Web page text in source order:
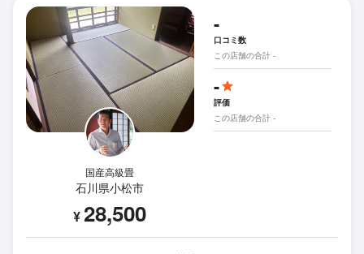
国産高級畳
石川県小松市
¥28,500
-
口コミ数
この店舗の合計 -
-
評価
この店舗の合計 -